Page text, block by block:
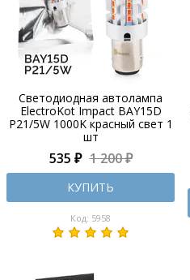
Светодиодная автолампа
ElectroKot Impact BAY15D
P21/5W 1000K красный свет 1
шт
535 ₽ 1 200 ₽
КУПИТЬ
Код: 5958